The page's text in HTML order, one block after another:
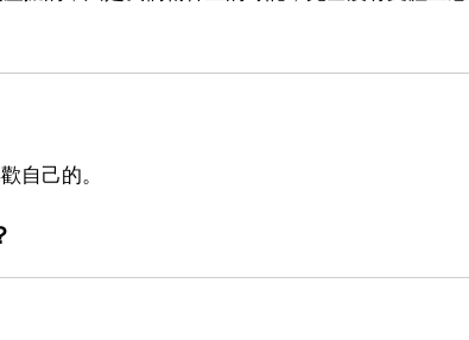
自己的。